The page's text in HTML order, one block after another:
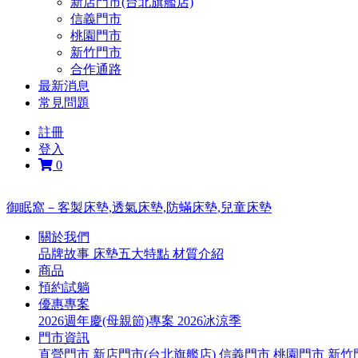
信義門市
桃園門市
新竹門市
合作通路
最新消息
常見問題
註冊
登入
0
御眠窩－客製床墊,透氣床墊,防蟎床墊,兒童床墊
關於我們
品牌故事 床墊五大特點 材質介紹
商品
預約試躺
優惠專案
2026週年慶(母親節)專案 2026冰涼季
門市資訊
直營門市 新店門市(台北旗艦店) 信義門市 桃園門市 新竹